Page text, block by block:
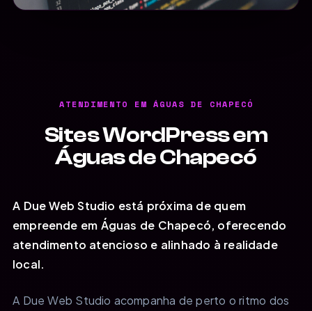
ATENDIMENTO EM ÁGUAS DE CHAPECÓ
Sites WordPress em
Águas de Chapecó
A Due Web Studio está próxima de quem
empreende em Águas de Chapecó, oferecendo
atendimento atencioso e alinhado à realidade
local.
A Due Web Studio acompanha de perto o ritmo dos